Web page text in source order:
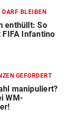
DARF BLEIBEN
enthüllt: So
Infantino
GEFORDERT
manipuliert?
WM-